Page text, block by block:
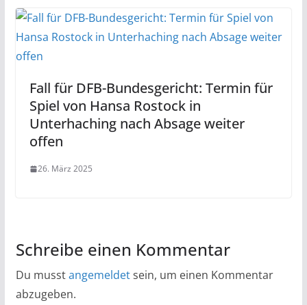
Fall für DFB-Bundesgericht: Termin für
Spiel von Hansa Rostock in
Unterhaching nach Absage weiter
offen
26. März 2025
Schreibe einen Kommentar
Du musstangemeldetsein, um einen Kommentar
abzugeben.